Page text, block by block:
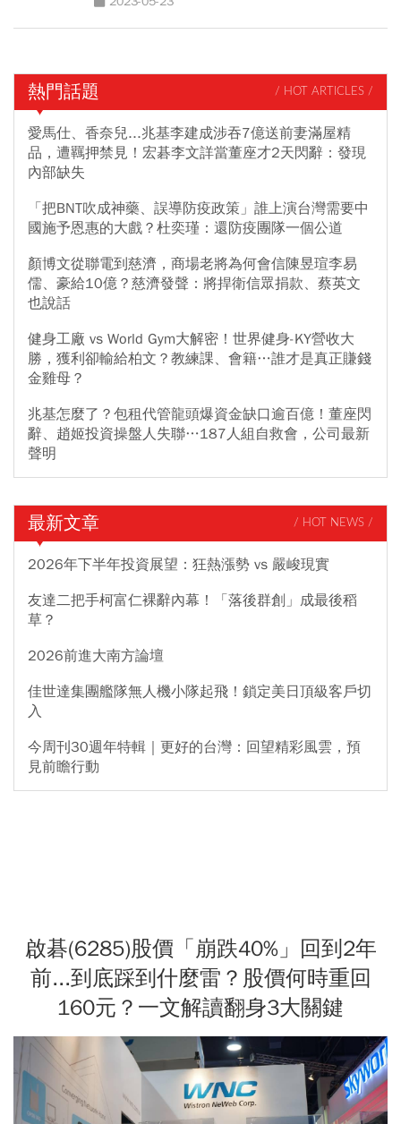
熱門話題 / HOT ARTICLES /
愛馬仕、香奈兒...兆基李建成涉吞7億送前妻滿屋精
品，遭羈押禁見！宏碁李文詳當董座才2天閃辭：發現
內部缺失
「把BNT吹成神藥、誤導防疫政策」誰上演台灣需要中
國施予恩惠的大戲？杜奕瑾：還防疫團隊一個公道
顏博文從聯電到慈濟，商場老將為何會信陳昱瑄李易
儒、豪給10億？慈濟發聲：將捍衛信眾捐款、蔡英文
也說話
健身工廠 vs World Gym大解密！世界健身-KY營收大
勝，獲利卻輸給柏文？教練課、會籍…誰才是真正賺錢
金雞母？
兆基怎麼了？包租代管龍頭爆資金缺口逾百億！董座閃
辭、趙姬投資操盤人失聯…187人組自救會，公司最新
聲明
最新文章 / HOT NEWS /
2026年下半年投資展望：狂熱漲勢 vs 嚴峻現實
友達二把手柯富仁裸辭內幕！「落後群創」成最後稻
草？
2026前進大南方論壇
佳世達集團艦隊無人機小隊起飛！鎖定美日頂級客戶切
入
今周刊30週年特輯｜更好的台灣：回望精彩風雲，預
見前瞻行動
啟碁(6285)股價「崩跌40%」回到2年
前...到底踩到什麼雷？股價何時重回
160元？一文解讀翻身3大關鍵